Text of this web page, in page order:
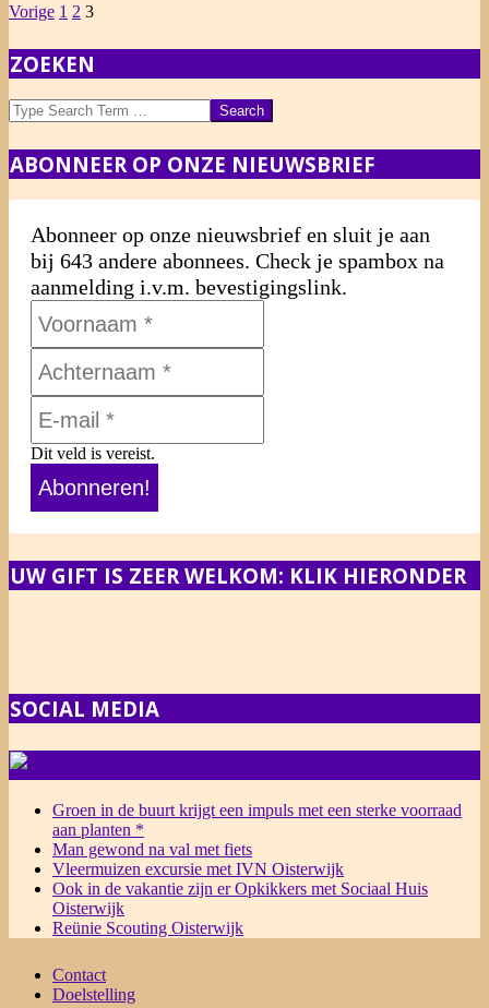
BERICHTEN
PAGINERING
Vorige 1 2 3
ZOEKEN
Search
ABONNEER OP ONZE NIEUWSBRIEF
Abonneer op onze nieuwsbrief en sluit je aan
bij 643 andere abonnees. Check je spambox na
aanmelding i.v.m. bevestigingslink.
Dit veld is vereist.
UW GIFT IS ZEER WELKOM: KLIK HIERONDER
SOCIAL MEDIA
Groen in de buurt krijgt een impuls met een sterke voorraad
aan planten *
Man gewond na val met fiets
Vleermuizen excursie met IVN Oisterwijk
Ook in de vakantie zijn er Opkikkers met Sociaal Huis
Oisterwijk
Reünie Scouting Oisterwijk
Contact
Doelstelling